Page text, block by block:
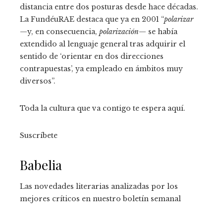
distancia entre dos posturas desde hace décadas.
La FundéuRAE destaca que ya en 2001 “polarizar
—y, en consecuencia, polarización— se había
extendido al lenguaje general tras adquirir el
sentido de ‘orientar en dos direcciones
contrapuestas’, ya empleado en ámbitos muy
diversos”.
Toda la cultura que va contigo te espera aquí.
Suscríbete
Babelia
Las novedades literarias analizadas por los
mejores críticos en nuestro boletín semanal